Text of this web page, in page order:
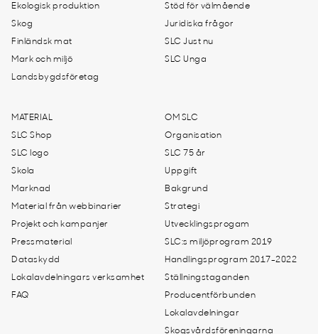
Ekologisk produktion
Skog
Finländsk mat
Mark och miljö
Landsbygdsföretag
Stöd för välmående
Juridiska frågor
SLC Just nu
SLC Unga
MATERIAL
SLC Shop
SLC logo
Skola
Marknad
Material från webbinarier
Projekt och kampanjer
Pressmaterial
Dataskydd
Lokalavdelningars verksamhet
FAQ
OM SLC
Organisation
SLC 75 år
Uppgift
Bakgrund
Strategi
Utvecklingsprogam
SLC:s miljöprogram 2019
Handlingsprogram 2017-2022
Ställningstaganden
Producentförbunden
Lokalavdelningar
Skogsvårdsföreningarna